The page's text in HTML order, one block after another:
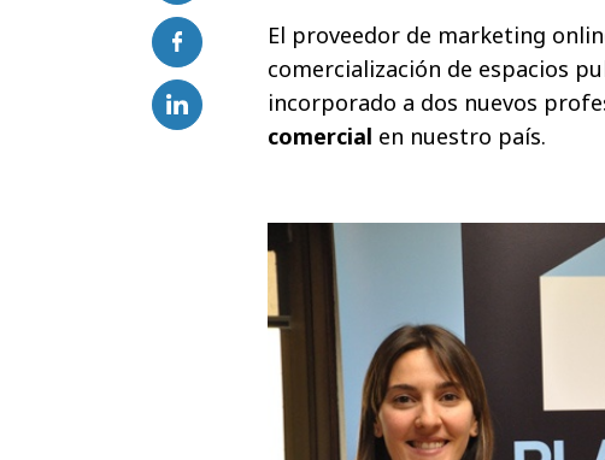
El proveedor de marketing
comercialización de espacios
incorporado a dos nuevos
comercial en nuestro país.